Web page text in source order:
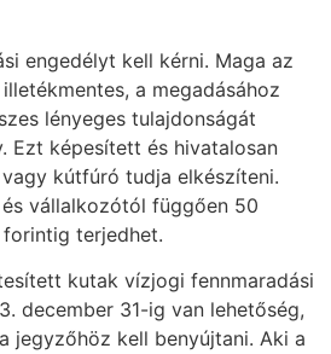
engedélyt kell kérni. Maga az
a megadásához
lényeges tulajdonságát
Ezt képesített és hivatalosan
kútfúró tudja elkészíteni.
vállalkozótól függően 50
terjedhet.
kutak vízjogi fennmaradási
december 31-ig van lehetőség,
jegyzőhöz kell benyújtani. Aki a